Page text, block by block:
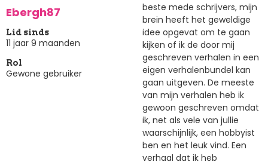
Ebergh87
Lid sinds
11 jaar 9 maanden
Rol
Gewone gebruiker
beste mede schrijvers, mijn
brein heeft het geweldige
idee opgevat om te gaan
kijken of ik de door mij
geschreven verhalen in een
eigen verhalenbundel kan
gaan uitgeven. De meeste
van mijn verhalen heb ik
gewoon geschreven omdat
ik, net als vele van jullie
waarschijnlijk, een hobbyist
ben en het leuk vind. Een
verhaal dat ik heb